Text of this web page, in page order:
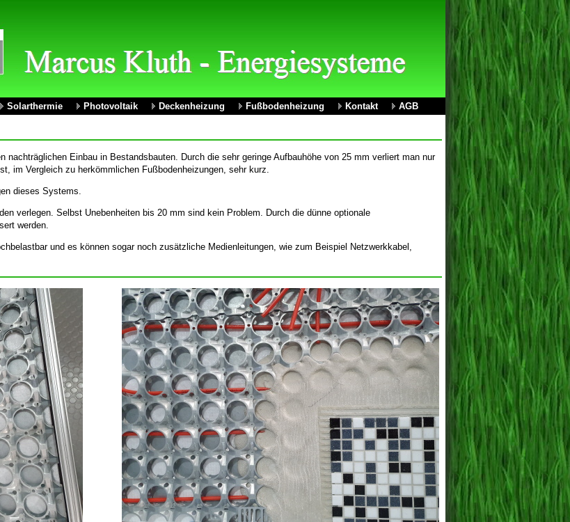
Solarthermie Photovoltaik Deckenheizung Fußbodenheizung Kontakt AGB
nachträglichen Einbau in Bestandsbauten. Durch die sehr geringe Aufbauhöhe von 25 mm verliert man nur
im Vergleich zu herkömmlichen Fußbodenheizungen, sehr kurz.
dieses Systems.
verlegen. Selbst Unebenheiten bis 20 mm sind kein Problem. Durch die dünne optionale
werden.
und es können sogar noch zusätzliche Medienleitungen, wie zum Beispiel Netzwerkkabel,